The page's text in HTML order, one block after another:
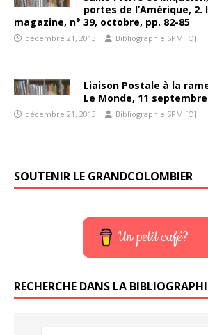
portes de l’Amérique, 2.
magazine, n° 39, octobre, pp. 82-85
décembre 21, 2013 Bibliographie SPM [O]
Liaison Postale à la
Le Monde, 11
décembre 21, 2013 Bibliographie SPM [O]
SOUTENIR LE GRANDCOLOMBIER
Un petit café?
RECHERCHE DANS LA